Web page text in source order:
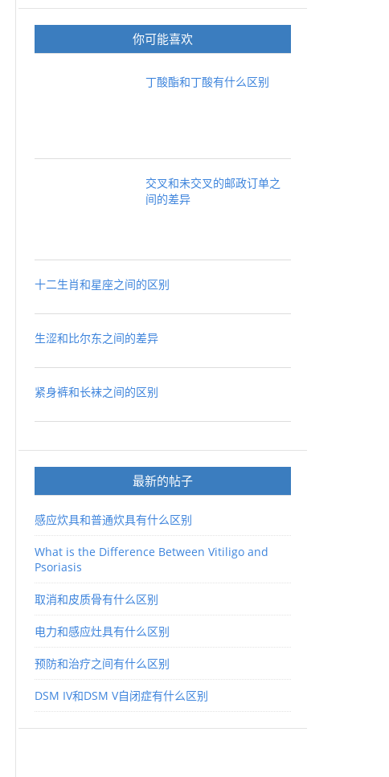
你可能喜欢
丁酸酯和丁酸有什么区别
交叉和未交叉的邮政订单之
间的差异
十二生肖和星座之间的区别
生涩和比尔东之间的差异
紧身裤和长袜之间的区别
最新的帖子
感应炊具和普通炊具有什么区别
What is the Difference Between Vitiligo and
Psoriasis
取消和皮质骨有什么区别
电力和感应灶具有什么区别
预防和治疗之间有什么区别
DSM IV和DSM V自闭症有什么区别